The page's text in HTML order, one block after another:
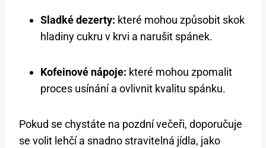
Sladké dezerty: které mohou způsobit skok
hladiny cukru v krvi a narušit spánek.
Kofeinové nápoje: které mohou zpomalit
proces usínání a ovlivnit kvalitu spánku.
Pokud se chystáte na pozdní večeři, doporučuje
se volit lehčí a snadno stravitelná jídla, jako